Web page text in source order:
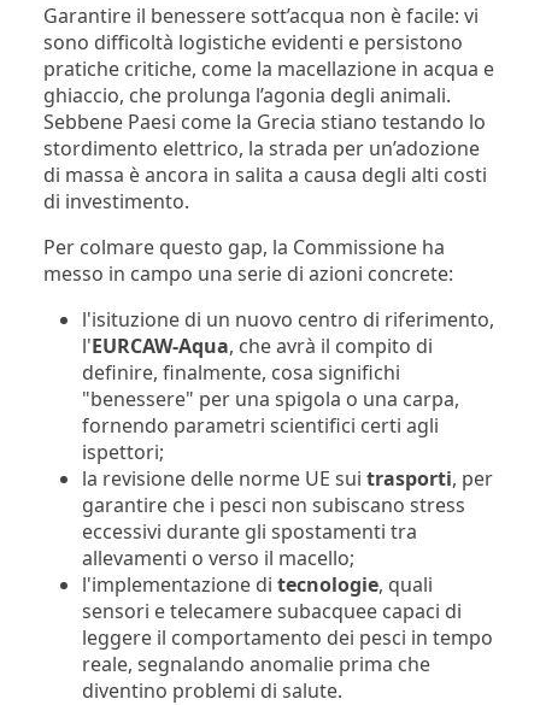
Garantire il benessere sott’acqua non è facile: vi
sono difficoltà logistiche evidenti e persistono
pratiche critiche, come la macellazione in acqua e
ghiaccio, che prolunga l’agonia degli animali.
Sebbene Paesi come la Grecia stiano testando lo
stordimento elettrico, la strada per un’adozione
di massa è ancora in salita a causa degli alti costi
di investimento.
Per colmare questo gap, la Commissione ha
messo in campo una serie di azioni concrete:
l'isituzione di un nuovo centro di riferimento,
l'EURCAW-Aqua, che avrà il compito di
definire, finalmente, cosa significhi
"benessere" per una spigola o una carpa,
fornendo parametri scientifici certi agli
ispettori;
la revisione delle norme UE sui trasporti, per
garantire che i pesci non subiscano stress
eccessivi durante gli spostamenti tra
allevamenti o verso il macello;
l'implementazione di tecnologie, quali
sensori e telecamere subacquee capaci di
leggere il comportamento dei pesci in tempo
reale, segnalando anomalie prima che
diventino problemi di salute.